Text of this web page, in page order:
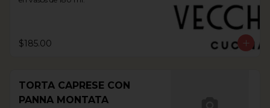
$185.00
TORTA CAPRESE CON
PANNA MONTATA